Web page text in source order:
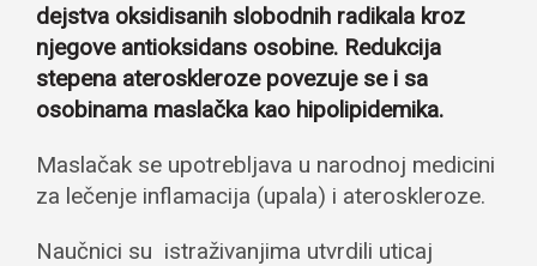
dejstva oksidisanih slobodnih radikala kroz
njegove antioksidans osobine. Redukcija
stepena ateroskleroze povezuje se i sa
osobinama maslačka kao hipolipidemika.
Maslačak se upotrebljava u narodnoj medicini
za lečenje inflamacija (upala) i ateroskleroze.
Naučnici su istraživanjima utvrdili uticaj